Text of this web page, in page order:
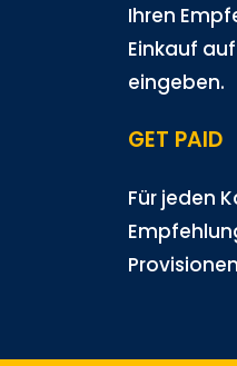
Ihren
Einkauf
eingeben.
GET PAID
Für jeden